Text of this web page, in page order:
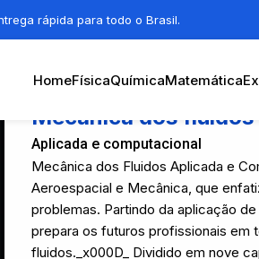
rápida para todo o Brasil.
HomeFísicaQuímicaMatemática
Mecânica dos fluidos
Aplicada e computacional
Mecânica dos Fluidos Aplicada e
Aeroespacial e Mecânica, que
problemas. Partindo da aplicação
prepara os futuros profissionais
fluidos._x000D_ Dividido em nove